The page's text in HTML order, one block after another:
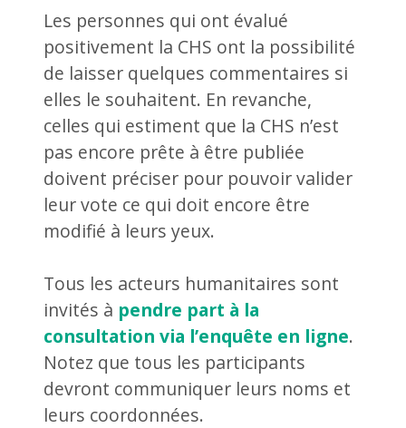
Les personnes qui ont évalué
positivement la CHS ont la possibilité
de laisser quelques commentaires si
elles le souhaitent. En revanche,
celles qui estiment que la CHS n’est
pas encore prête à être publiée
doivent préciser pour pouvoir valider
leur vote ce qui doit encore être
modifié à leurs yeux.
Tous les acteurs humanitaires sont
invités à pendre part à la
consultation via l’enquête en ligne.
Notez que tous les participants
devront communiquer leurs noms et
leurs coordonnées.